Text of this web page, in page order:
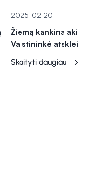
2025-02-20
Žiemą kankina akių
Vaistininkė
Skaityti daugiau